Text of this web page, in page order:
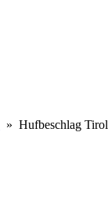
» Hufbeschlag Tirol